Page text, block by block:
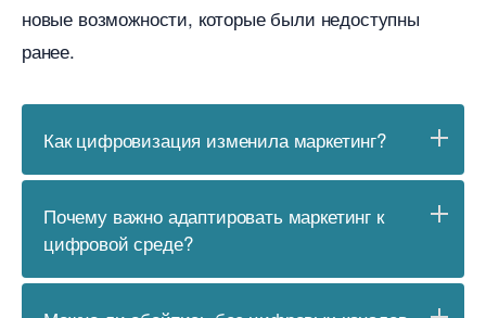
новые возможности, которые были недоступны
ранее.
Как цифровизация изменила маркетинг?
Почему важно адаптировать маркетинг к
цифровой среде?